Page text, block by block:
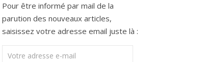
Pour être informé par mail de la
parution des nouveaux articles,
saisissez votre adresse email juste là :
Votre adresse e-mail